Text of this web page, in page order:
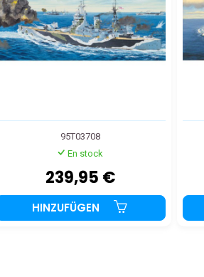
95T03708
En stock
239,95 €
HINZUFÜGEN